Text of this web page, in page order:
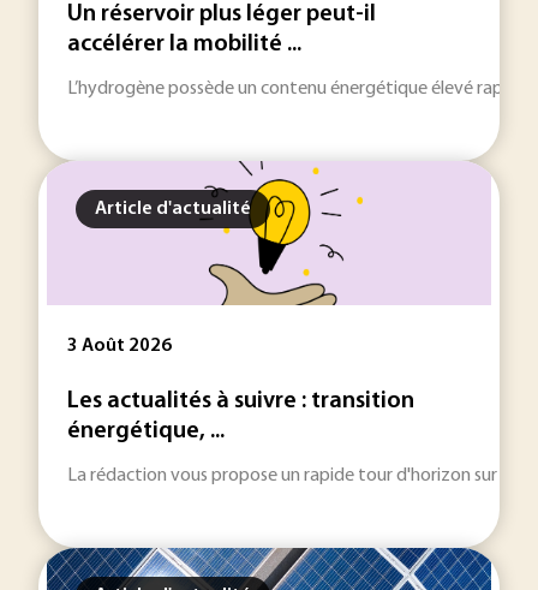
Un réservoir plus léger peut-il
accélérer la mobilité ...
L’hydrogène possède un contenu énergétique élevé
Article d'actualité
3 Août 2026
Les actualités à suivre : transition
énergétique, ...
La rédaction vous propose un rapide tour d'horizon sur les